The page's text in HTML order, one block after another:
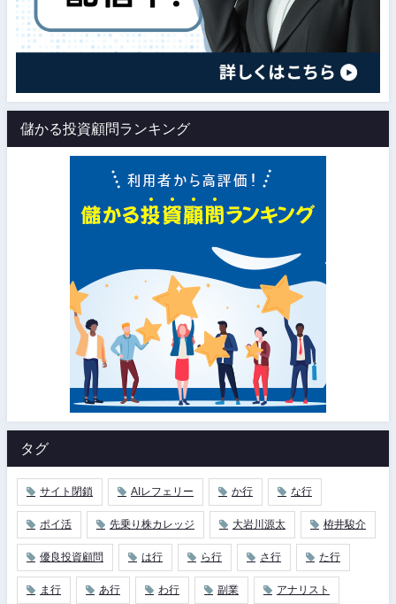
儲かる投資顧問ランキング
タグ
サイト閉鎖 AIレフェリー か行 な行
ポイ活 先乗り株カレッジ 大岩川源太 栫井駿介
優良投資顧問 は行 ら行 さ行 た行
ま行 あ行 わ行 副業 アナリスト